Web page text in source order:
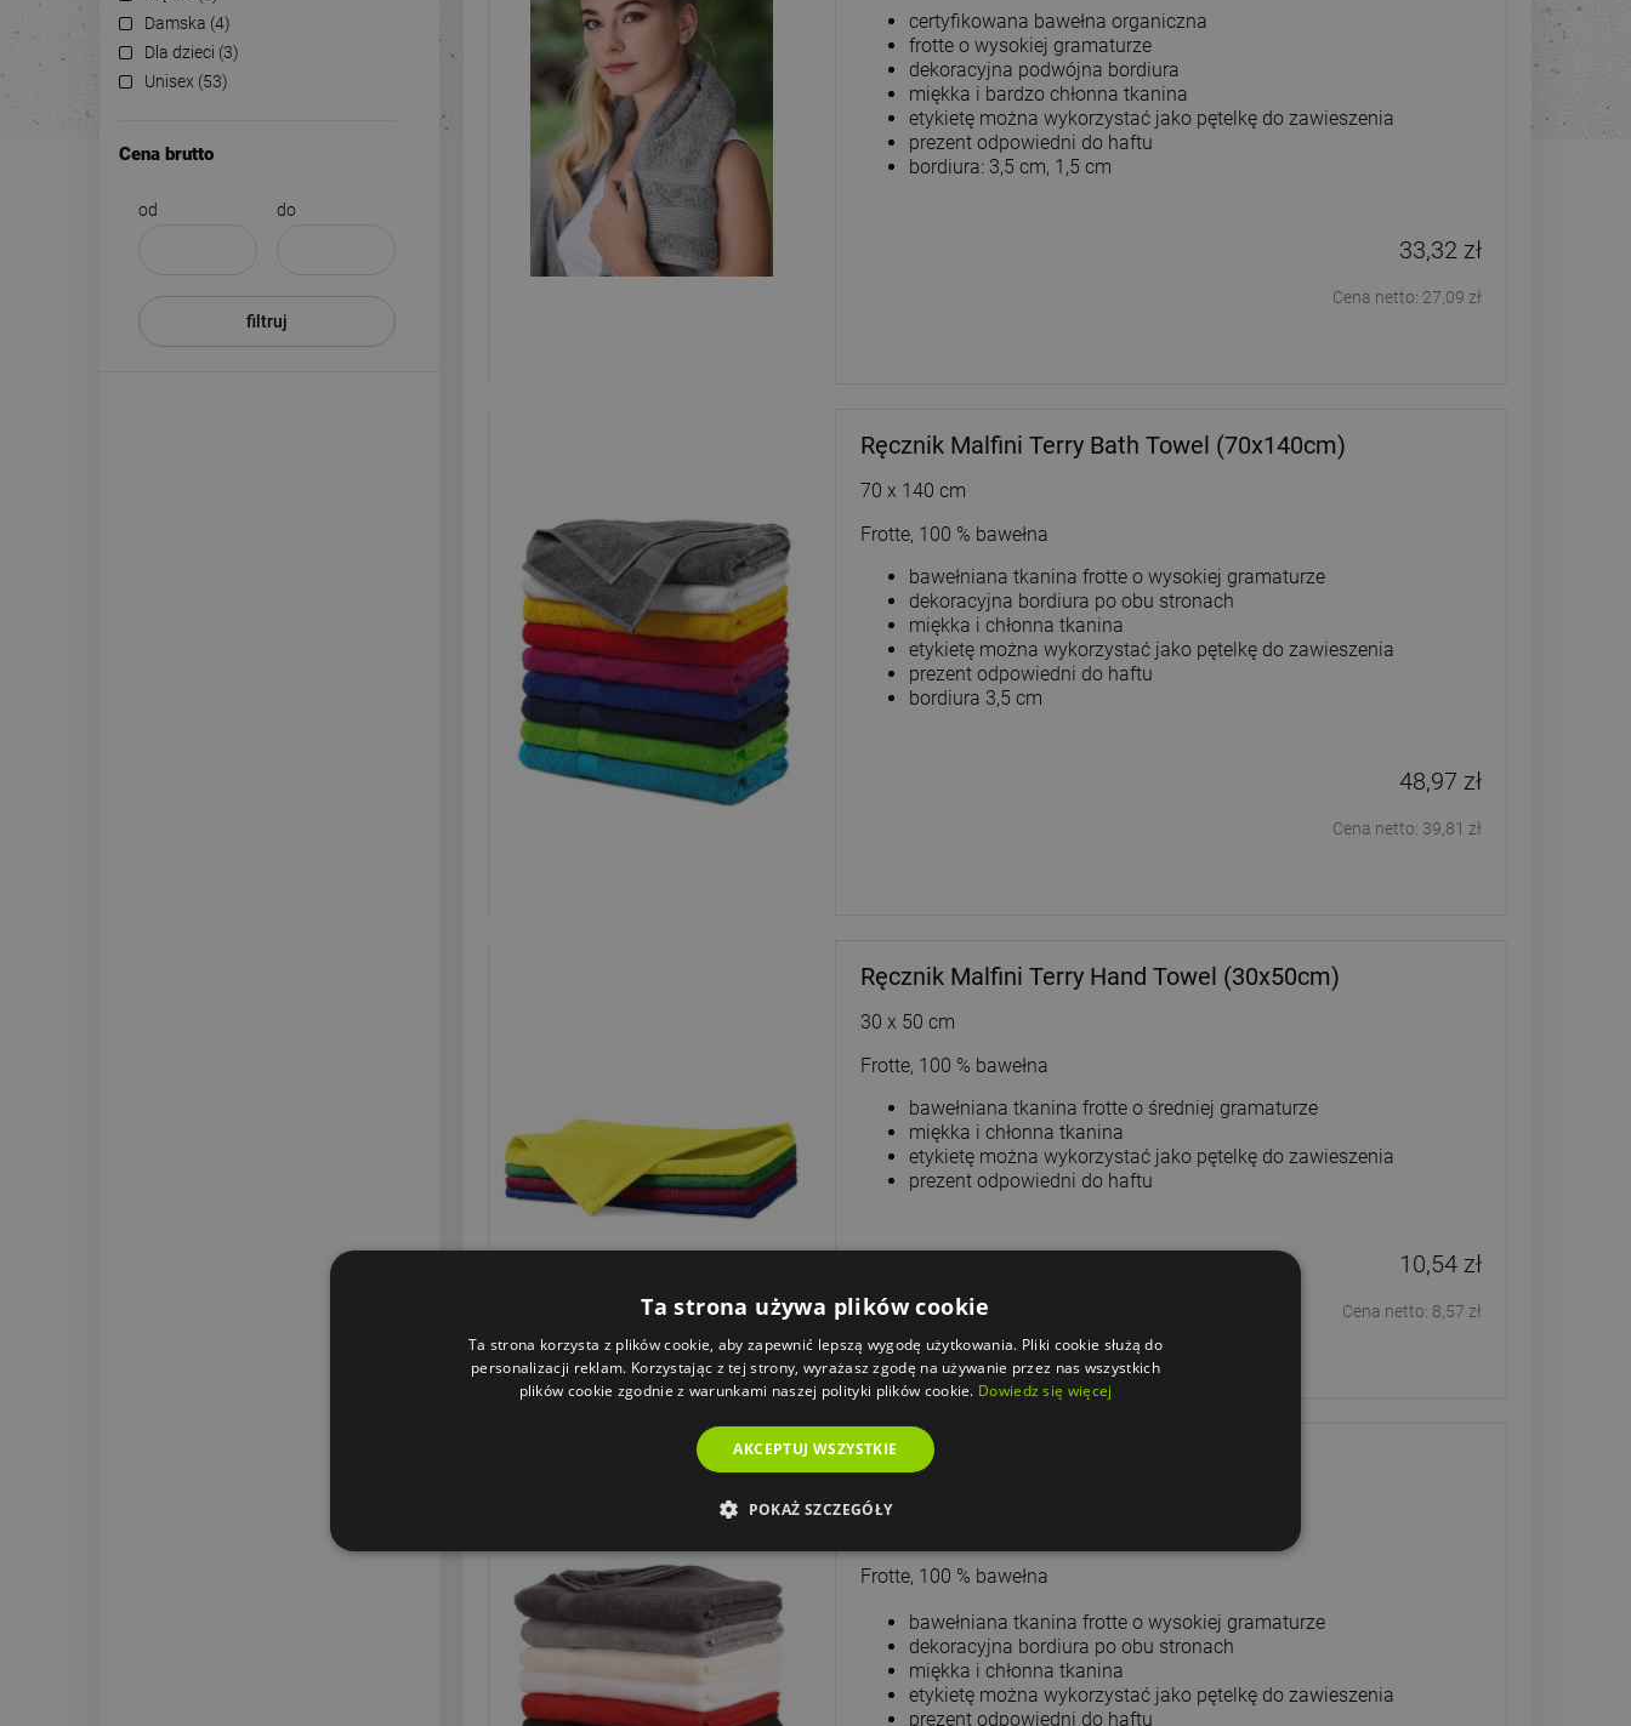
Damska (4)
Dla dzieci (3)
Unisex (53)
Cena brutto
od do
filtruj
certyfikowana bawełna organiczna
frotte o wysokiej gramaturze
dekoracyjna podwójna bordiura
miękka i bardzo chłonna tkanina
etykietę można wykorzystać jako pętelkę do zawieszenia
prezent odpowiedni do haftu
bordiura: 3,5 cm, 1,5 cm
33,32 zł
Cena netto: 27,09 zł
Ręcznik Malfini Terry Bath Towel (70x140cm)
70 x 140 cm
Frotte, 100 % bawełna
bawełniana tkanina frotte o wysokiej gramaturze
dekoracyjna bordiura po obu stronach
miękka i chłonna tkanina
etykietę można wykorzystać jako pętelkę do zawieszenia
prezent odpowiedni do haftu
bordiura 3,5 cm
48,97 zł
Cena netto: 39,81 zł
Ręcznik Malfini Terry Hand Towel (30x50cm)
30 x 50 cm
Frotte, 100 % bawełna
bawełniana tkanina frotte o średniej gramaturze
miękka i chłonna tkanina
etykietę można wykorzystać jako pętelkę do zawieszenia
prezent odpowiedni do haftu
10,54 zł
Cena netto: 8,57 zł
Ręcznik Malfini Terry Towel (50x100cm)
Frotte, 100 % bawełna
bawełniana tkanina frotte o wysokiej gramaturze
dekoracyjna bordiura po obu stronach
miękka i chłonna tkanina
etykietę można wykorzystać jako pętelkę do zawieszenia
prezent odpowiedni do haftu
Ta strona używa plików cookie
Ta strona korzysta z plików cookie, aby zapewnić lepszą wygodę użytkowania. Pliki cookie służą do
personalizacji reklam. Korzystając z tej strony, wyrażasz zgodę na używanie przez nas wszystkich
plików cookie zgodnie z warunkami naszej polityki plików cookie. Dowiedz się więcej
AKCEPTUJ WSZYSTKIE
POKAŻ SZCZEGÓŁY